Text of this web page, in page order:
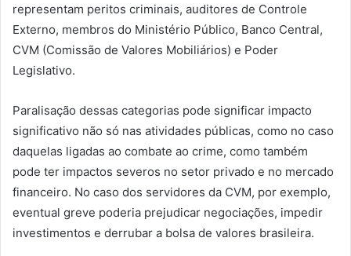
representam peritos criminais, auditores de Controle
Externo, membros do Ministério Público, Banco Central,
CVM (Comissão de Valores Mobiliários) e Poder
Legislativo.
Paralisação dessas categorias pode significar impacto
significativo não só nas atividades públicas, como no caso
daquelas ligadas ao combate ao crime, como também
pode ter impactos severos no setor privado e no mercado
financeiro. No caso dos servidores da CVM, por exemplo,
eventual greve poderia prejudicar negociações, impedir
investimentos e derrubar a bolsa de valores brasileira.